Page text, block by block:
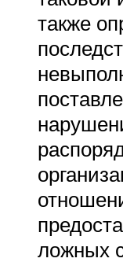
также
ложных